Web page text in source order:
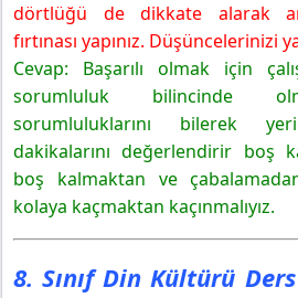
dörtlüğü de dikkate alarak
fırtınası yapınız. Düşüncelerinizi
Cevap: Başarılı olmak için
sorumluluk bilincinde
sorumluluklarını bilerek
dakikalarını değerlendirir boş
boş kalmaktan ve
kolaya kaçmaktan kaçınmalıyız.
8. Sınıf Din Kültürü